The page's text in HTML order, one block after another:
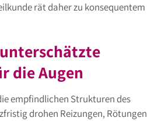
rät daher zu konsequentem
die Augen
empfindlichen Strukturen des
drohen Reizungen, Rötungen